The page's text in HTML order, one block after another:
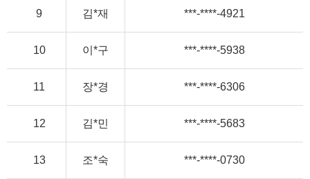
9 김*재 ***-****-4921
10 이*구 ***-****-5938
11 장*경 ***-****-6306
12 김*민 ***-****-5683
13 조*숙 ***-****-0730